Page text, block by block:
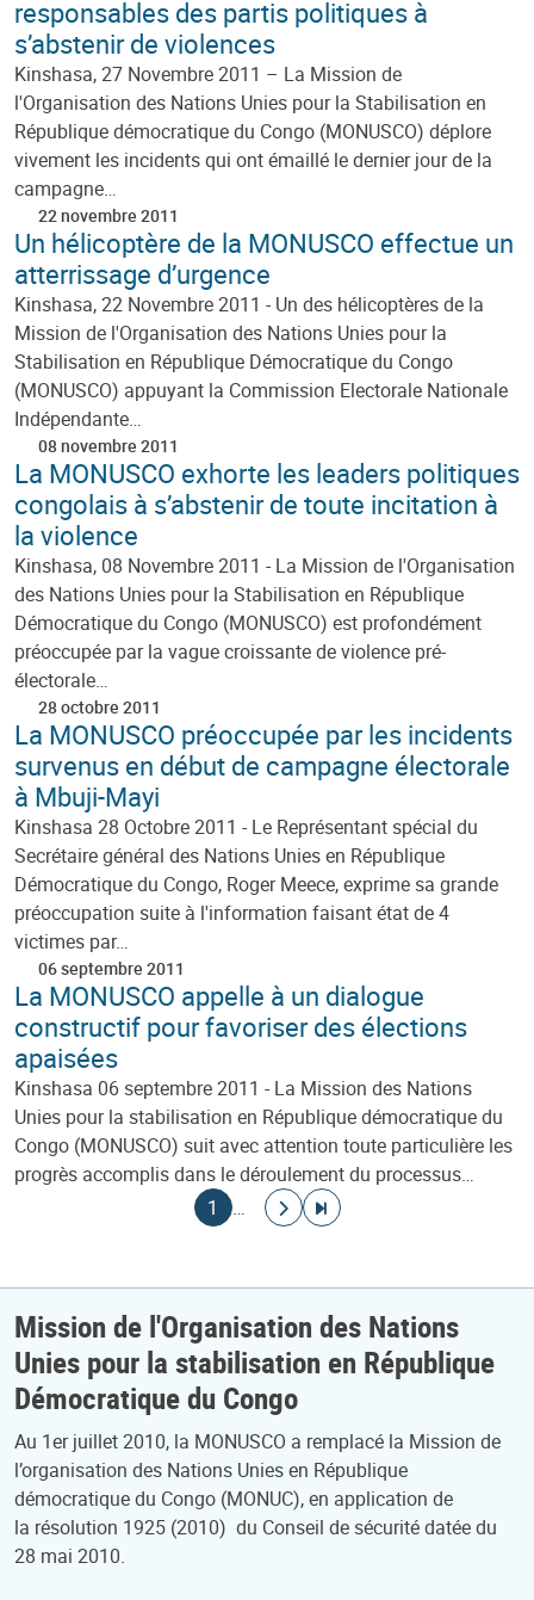
responsables des partis politiques à
s’abstenir de violences
Kinshasa, 27 Novembre 2011 – La Mission de
l'Organisation des Nations Unies pour la Stabilisation en
République démocratique du Congo (MONUSCO) déplore
vivement les incidents qui ont émaillé le dernier jour de la
campagne…
22 novembre 2011
Un hélicoptère de la MONUSCO effectue un
atterrissage d’urgence
Kinshasa, 22 Novembre 2011 - Un des hélicoptères de la
Mission de l'Organisation des Nations Unies pour la
Stabilisation en République Démocratique du Congo
(MONUSCO) appuyant la Commission Electorale Nationale
Indépendante…
08 novembre 2011
La MONUSCO exhorte les leaders politiques
congolais à s’abstenir de toute incitation à
la violence
Kinshasa, 08 Novembre 2011 - La Mission de l'Organisation
des Nations Unies pour la Stabilisation en République
Démocratique du Congo (MONUSCO) est profondément
préoccupée par la vague croissante de violence pré-
électorale…
28 octobre 2011
La MONUSCO préoccupée par les incidents
survenus en début de campagne électorale
à Mbuji-Mayi
Kinshasa 28 Octobre 2011 - Le Représentant spécial du
Secrétaire général des Nations Unies en République
Démocratique du Congo, Roger Meece, exprime sa grande
préoccupation suite à l'information faisant état de 4
victimes par…
06 septembre 2011
La MONUSCO appelle à un dialogue
constructif pour favoriser des élections
apaisées
Kinshasa 06 septembre 2011 - La Mission des Nations
Unies pour la stabilisation en République démocratique du
Congo (MONUSCO) suit avec attention toute particulière les
progrès accomplis dans le déroulement du processus…
Page courante
1 …
Aller à la page suivante
Aller à la dernière page
Mission de l'Organisation des Nations
Unies pour la stabilisation en République
Démocratique du Congo
Au 1er juillet 2010, la MONUSCO a remplacé la Mission de
l’organisation des Nations Unies en République
démocratique du Congo (MONUC), en application de
la résolution 1925 (2010) du Conseil de sécurité datée du
28 mai 2010.